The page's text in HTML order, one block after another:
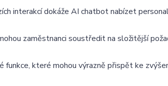
interakcí dokáže AI chatbot nabízet
zaměstnanci soustředit na složitější
funkce, které mohou výrazně přispět ke